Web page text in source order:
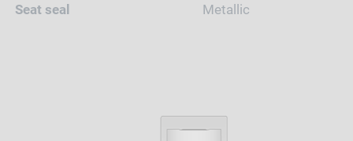
Seat seal Metallic